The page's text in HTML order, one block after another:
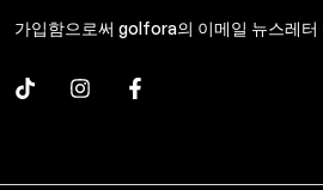
가입함으로써 golfora의 이메일 뉴스레터